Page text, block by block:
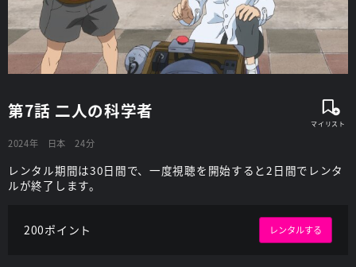
第7話 二人の科学者
2024年 日本 24分
レンタル期間は30日間で、一度視聴を開始すると2日間でレンタ
ルが終了します。
200ポイント レンタルする